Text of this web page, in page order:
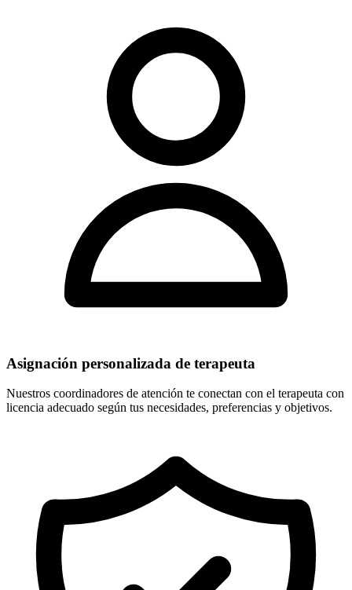
Asignación personalizada de terapeuta
Nuestros coordinadores de atención te conectan con el terapeuta con
licencia adecuado según tus necesidades, preferencias y objetivos.